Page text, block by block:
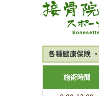
各種健康保険
施術時間